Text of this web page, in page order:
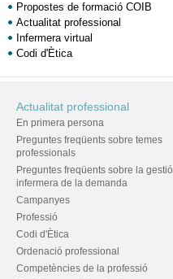
Propostes de formació COIB
Actualitat professional
Infermera virtual
Codi d'Ètica
Actualitat professional
En primera persona
Preguntes freqüents sobre temes
professionals
Preguntes freqüents sobre la gestió
infermera de la demanda
Campanyes
Professió
Codi d'Ètica
Ordenació professional
Competències de la professió